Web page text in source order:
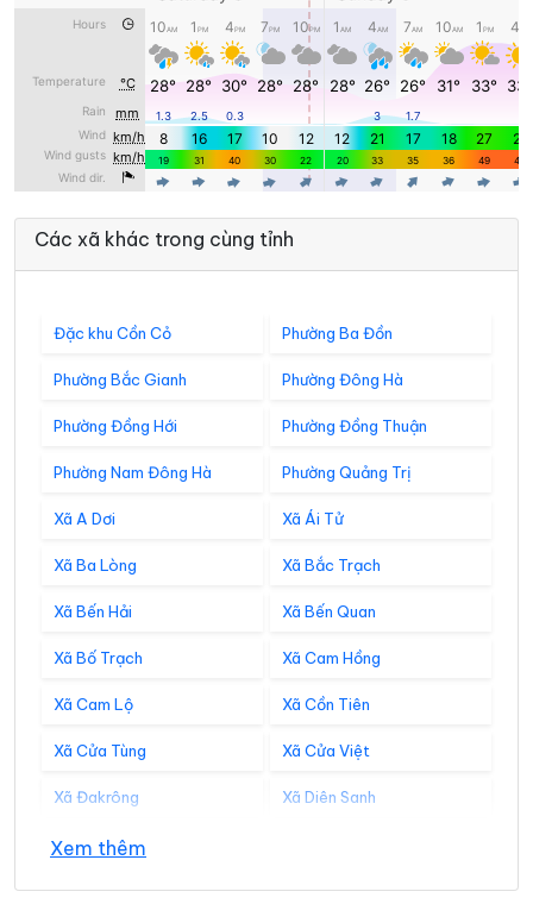
Các xã khác trong cùng tỉnh
Đặc khu Cồn Cỏ Phường Ba Đồn
Phường Bắc Gianh Phường Đông Hà
Phường Đồng Hới Phường Đồng Thuận
Phường Nam Đông Hà Phường Quảng Trị
Xã A Dơi Xã Ái Tử
Xã Ba Lòng Xã Bắc Trạch
Xã Bến Hải Xã Bến Quan
Xã Bố Trạch Xã Cam Hồng
Xã Cam Lộ Xã Cồn Tiên
Xã Cửa Tùng Xã Cửa Việt
Xã Đakrông Xã Diên Sanh
Xã Đồng Lê
Xã Gio Linh Xã Hiếu Giang
Xem thêm